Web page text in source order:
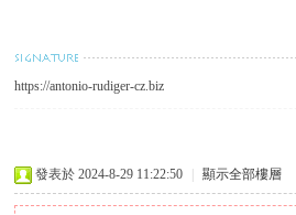
https://antonio-rudiger-cz.biz
發表於 2024-8-29 11:22:50 顯示全部樓層